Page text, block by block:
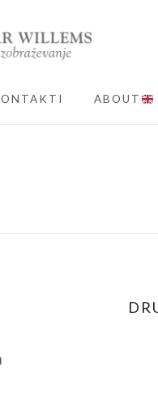
CHILD MENUABOUT